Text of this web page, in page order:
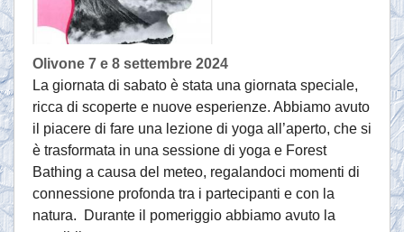
Olivone 7 e 8 settembre 2024
La giornata di sabato è stata una giornata speciale,
ricca di scoperte e nuove esperienze. Abbiamo avuto
il piacere di fare una lezione di yoga all’aperto, che si
è trasformata in una sessione di yoga e Forest
Bathing a causa del meteo, regalandoci momenti di
connessione profonda tra i partecipanti e con la
natura. Durante il pomeriggio abbiamo avuto la